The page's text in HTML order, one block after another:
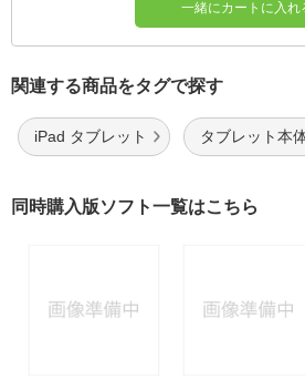
一緒にカートに入れ
関連する商品をタグで探す
iPad タブレット タブレット本
同時購入版ソフト一覧はこちら